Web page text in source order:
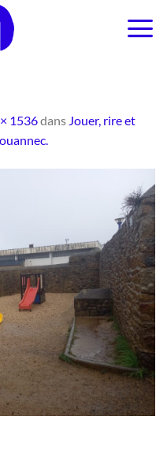
1536dans Jouer, rire et